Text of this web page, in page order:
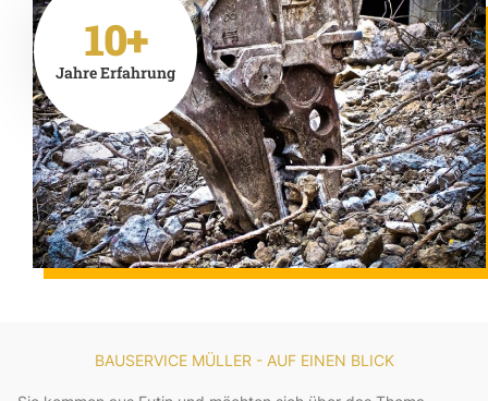
10+
Jahre Erfahrung
BAUSERVICE MÜLLER - AUF EINEN BLICK